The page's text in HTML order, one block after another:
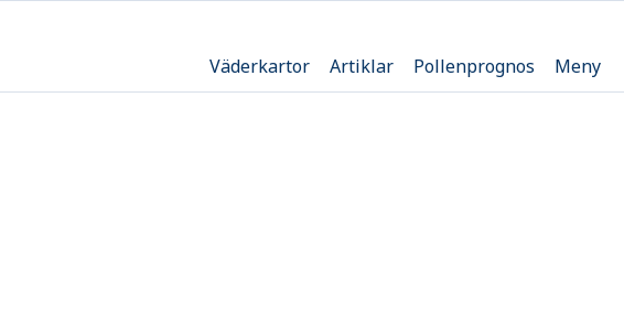
Väderkartor Artiklar Pollenprognos Meny